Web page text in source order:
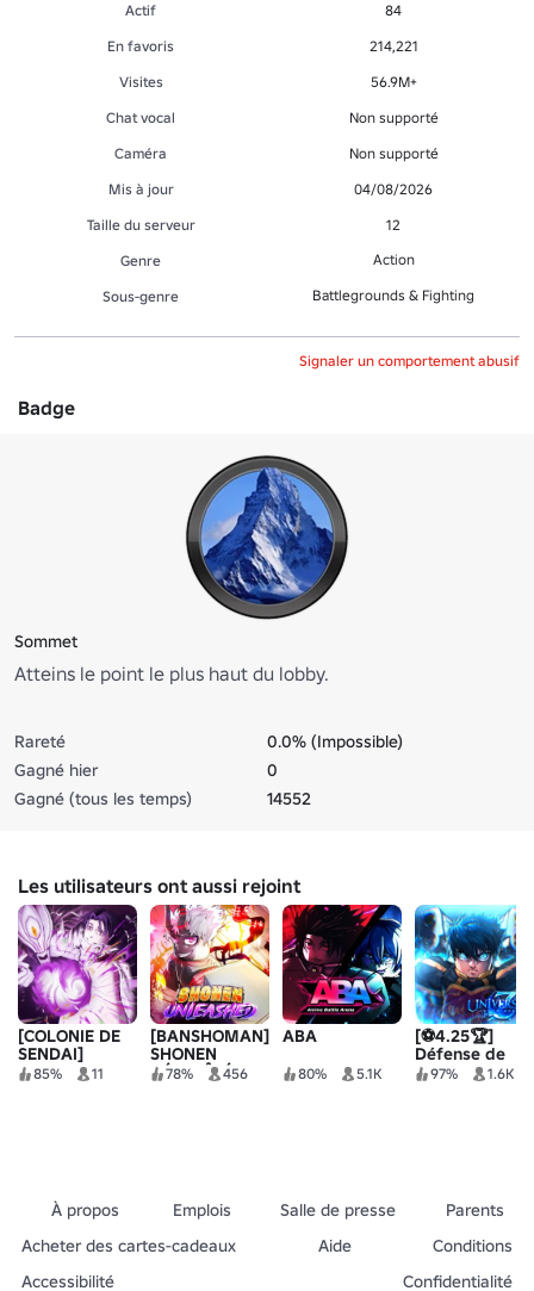
Actif
84
En favoris
214,221
Visites
56.9M+
Chat vocal
Non supporté
Caméra
Non supporté
Mis à jour
04/08/2026
Taille du serveur
12
Genre
Action
Sous-genre Battlegrounds & Fighting
Signaler un comportement abusif
Badge
Sommet
Atteins le point le plus haut du lobby.
Rareté
0.0% (Impossible)
Gagné hier
0
Gagné (tous les temps)
14552
Les utilisateurs ont aussi rejoint
[COLONIE DE
SENDAI]
Frappe
85% 11
[BANSHOMAN]
SHONEN
DÉCHAÎNÉ
78% 456
ABA
80% 5.1K
[⚽4.25🏆]
Défense de
tour
97% 1.6K
À propos Emplois Salle de presse
Parents
Acheter des cartes-cadeaux
Aide
Conditions
Accessibilité
Confidentialité